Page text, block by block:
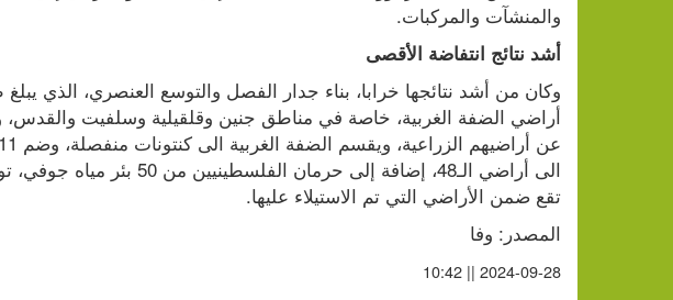
والمنشآت والمركبات.
أشد نتائج انتفاضة الأقصى
تقع ضمن الأراضي التي تم الاستيلاء عليها.
المصدر: وفا
2024-09-28 || 10:42